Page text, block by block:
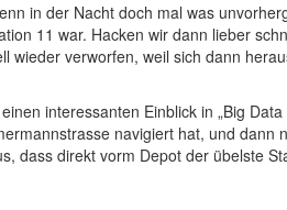
in der Nacht doch mal was
11 war. Hacken wir dann lieber
wieder verworfen, weil sich dann
interessanten Einblick in „Big
navigiert hat, und
dass direkt vorm Depot der übelste